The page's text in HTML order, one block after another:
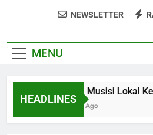
Industri Musik Global
NEWSLETTER
MENU
HEADLINES
Album Musisi Lokal
1 Month Ago